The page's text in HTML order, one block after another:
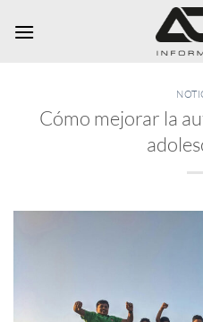
Cómo mejorar la